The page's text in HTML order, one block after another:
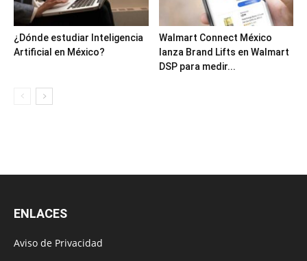
¿Dónde estudiar Inteligencia
Artificial en México?
Walmart Connect México
lanza Brand Lifts en Walmart
DSP para medir...
ENLACES
Aviso de Privacidad